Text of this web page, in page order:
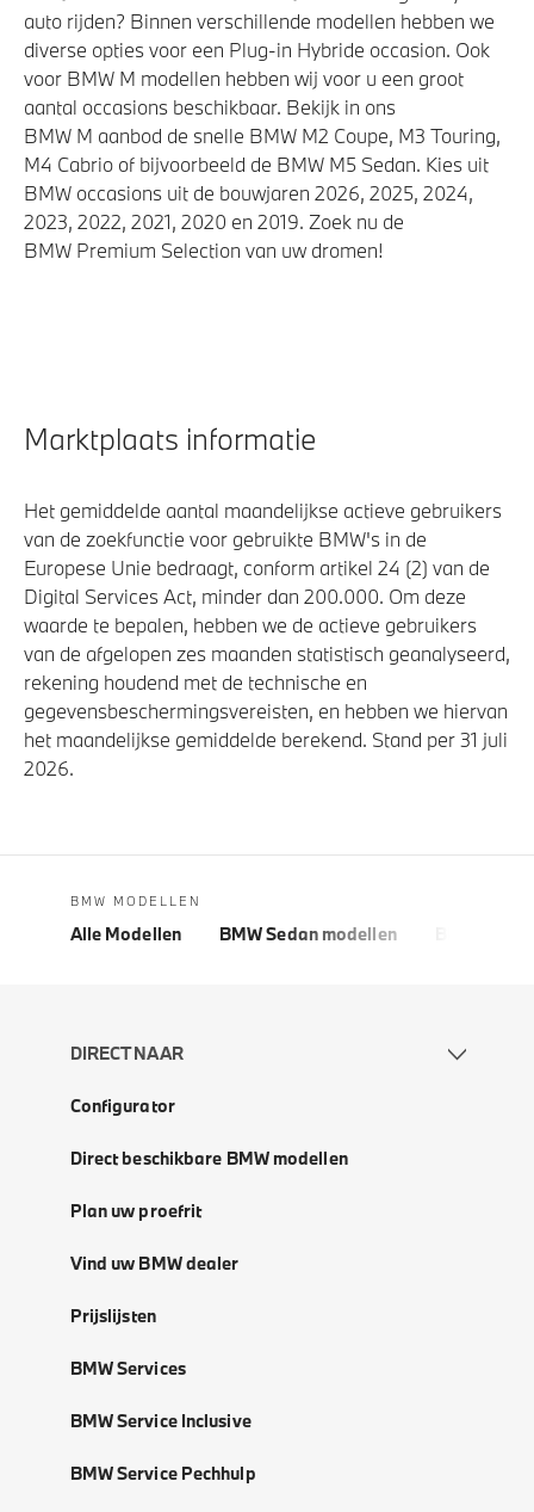
auto rijden? Binnen verschillende modellen hebben we
diverse opties voor een Plug-in Hybride occasion. Ook
voor BMW M modellen hebben wij voor u een groot
aantal occasions beschikbaar. Bekijk in ons
BMW M aanbod de snelle BMW M2 Coupe, M3 Touring,
M4 Cabrio of bijvoorbeeld de BMW M5 Sedan. Kies uit
BMW occasions uit de bouwjaren 2026, 2025, 2024,
2023, 2022, 2021, 2020 en 2019. Zoek nu de
BMW Premium Selection van uw dromen!
Marktplaats informatie
Het gemiddelde aantal maandelijkse actieve gebruikers
van de zoekfunctie voor gebruikte BMW's in de
Europese Unie bedraagt, conform artikel 24 (2) van de
Digital Services Act, minder dan 200.000. Om deze
waarde te bepalen, hebben we de actieve gebruikers
van de afgelopen zes maanden statistisch geanalyseerd,
rekening houdend met de technische en
gegevensbeschermingsvereisten, en hebben we hiervan
het maandelijkse gemiddelde berekend. Stand per 31 juli
2026.
BMW MODELLEN
Alle Modellen BMW Sedan modellen
DIRECT NAAR
Configurator
Direct beschikbare BMW modellen
Plan uw proefrit
Vind uw BMW dealer
Prijslijsten
BMW Services
BMW Service Inclusive
BMW Service Pechhulp